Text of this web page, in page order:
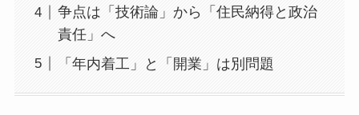
争点は「技術論」から「住民納得と政治
責任」へ
「年内着工」と「開業」は別問題